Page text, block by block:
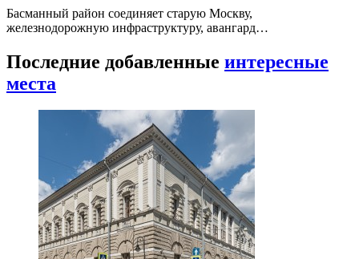
Басманный район соединяет старую Москву,
железнодорожную инфраструктуру, авангард…
Последние добавленные интересные
места